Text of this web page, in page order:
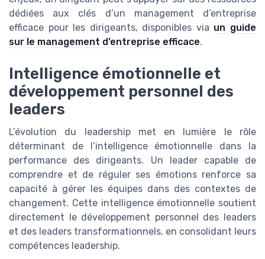
dédiées aux clés d’un management d’entreprise
efficace pour les dirigeants, disponibles via un guide
sur le management d’entreprise efficace.
Intelligence émotionnelle et
développement personnel des
leaders
L’évolution du leadership met en lumière le rôle
déterminant de l’intelligence émotionnelle dans la
performance des dirigeants. Un leader capable de
comprendre et de réguler ses émotions renforce sa
capacité à gérer les équipes dans des contextes de
changement. Cette intelligence émotionnelle soutient
directement le développement personnel des leaders
et des leaders transformationnels, en consolidant leurs
compétences leadership.